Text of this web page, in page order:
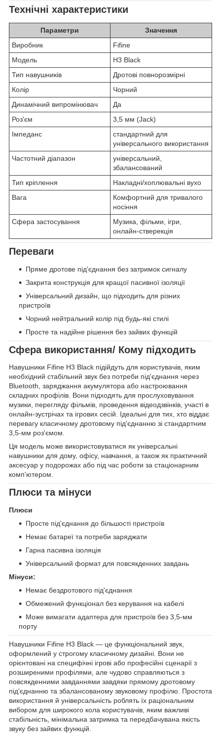
Технічні характеристики
Параметри
Значення
Виробник
Fifine
Модель
H3 Black
Тип навушників
Дротові повнорозмірні
Колір
Чорний
Динамічний випромінювач
Да
Роз'єм
3,5 мм (Jack)
Імпеданс
стандартний для
універсального використання
Частотний діапазон
універсальний,
збалансований
Тип кріплення
Накладні/хоплювальні вухо
Вага
Комфортний для тривалого
носіння
Сфера застосування
Музика, фільми, ігри,
онлайн-стверекція
Переваги
Пряме дротове під'єднання без затримок сигналу
Закрита конструкція для кращої пасивної ізоляції
Універсальний дизайн, що підходить для різних
пристроїв
Чорний нейтральний колір під будь-які стилі
Просте та надійне рішення без зайвих функцій
Сфера використання/ Кому підходить
Навушники Fifine H3 Black підійдуть для користувачів, яким
необхідний стабільний звук без потреби під'єднання через
Bluetooth, заряджання акумулятора або настроювання
складних профілів. Вони підходять для прослуховування
музики, перегляду фільмів, проведення відеодзвінків, участі в
онлайн-зустрічах та ігрових сесій. Ідеальні для тих, хто віддає
перевагу класичному дротовому під'єднанню зі стандартним
3,5-мм роз'ємом.
Ця модель може використовуватися як універсальні
навушники для дому, офісу, навчання, а також як практичний
аксесуар у подорожах або під час роботи за стаціонарним
комп'ютером.
Плюси та мінуси
Плюси
Просте під'єднання до більшості пристроїв
Немає батареї та потреби заряджати
Гарна пасивна ізоляція
Універсальний формат для повсякденних завдань
Мінуси:
Немає бездротового під'єднання
Обмежений функціонал без керування на кабелі
Може вимагати адаптера для пристроїв без 3,5-мм
порту
Навушники Fifine H3 Black — це функціональний звук,
оформлений у строгому класичному дизайні. Вони не
орієнтовані на специфічні ігрові або професійні сценарії з
розширеними профілями, але чудово справляються з
повсякденними завданнями завдяки прямому дротовому
під'єднанню та збалансованому звуковому профілю. Простота
використання й універсальність роблять їх раціональним
вибором для широкого кола користувачів, яким важливі
стабільність, мінімальна затримка та передбачувана якість
звуку без зайвих функцій.